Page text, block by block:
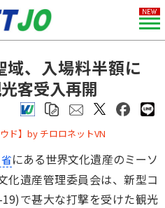
域、入場料半額に
客受入再開
ド】by チロロネットVN
にある世界文化遺産のミーソ
化遺産管理委員会は、新型コ
で甚大な打撃を受けた観光